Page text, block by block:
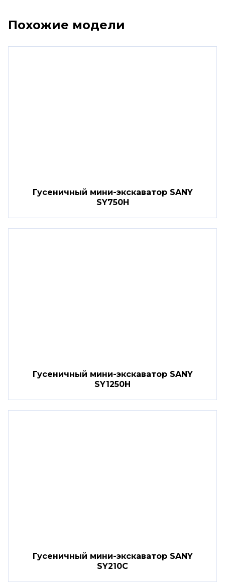
Похожие модели
Гусеничный мини-экскаватор SANY
SY750H
Гусеничный мини-экскаватор SANY
SY1250H
Гусеничный мини-экскаватор SANY
SY210C